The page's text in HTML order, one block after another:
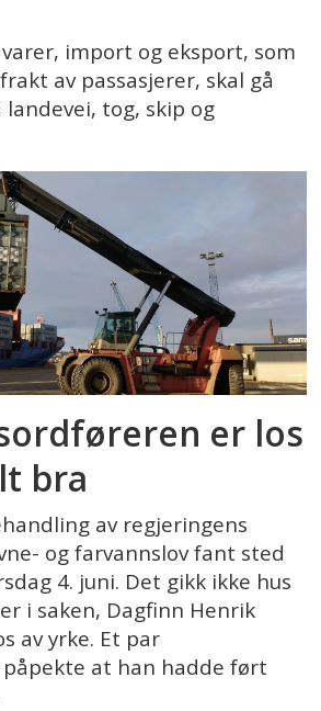
import og eksport, som
av passasjerer, skal gå
tog, skip og
er los
bra
av regjeringens
og farvannslov fant sted
4. juni. Det gikk ikke hus
i saken, Dagfinn Henrik
av yrke. Et par
at han hadde ført